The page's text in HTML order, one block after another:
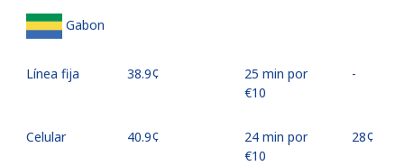
Gabon
Línea fija ⁦38.9¢⁩
25 min por
⁦€10⁩
-
Celular ⁦40.9¢⁩
24 min por
⁦€10⁩
⁦28¢⁩